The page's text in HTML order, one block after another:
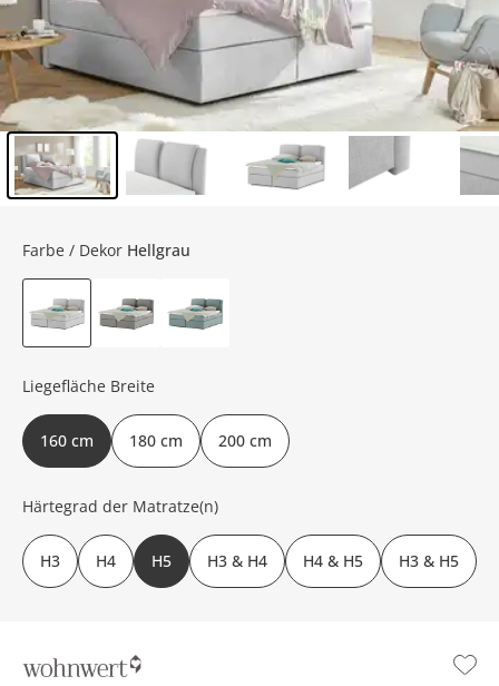
Farbe / Dekor Hellgrau
Liegefläche Breite
160 cm 180 cm 200 cm
Härtegrad der Matratze(n)
H3 H4 H5 H3 & H4 H4 & H5 H3 & H5